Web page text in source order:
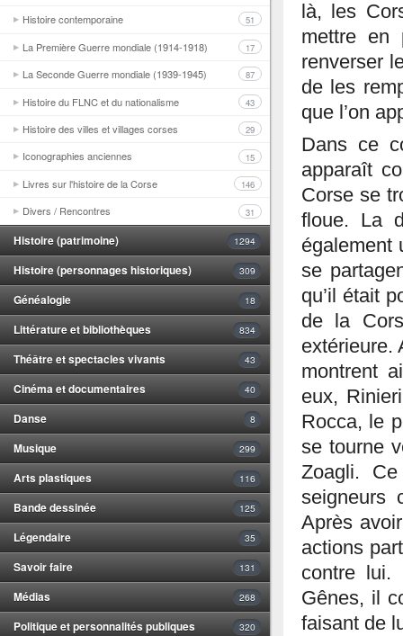
Histoire contemporaine 51
La Première Guerre mondiale (1914-1918) 17
La Seconde Guerre mondiale (1939-1945) 87
Histoire du FLNC et du nationalisme 43
Histoire des villes et villages corses 29
Iconographies anciennes 15
Livres sur l'histoire de la Corse 146
Divers / Rencontres 31
Histoire (patrimoine) 1294
Histoire (personnages historiques) 309
Généalogie 18
Littérature et bibliothèques 834
Théâtre et spectacles vivants 43
Cinéma et documentaires 40
Danse 8
Musique 299
Arts plastiques 116
Bande dessinée 125
Légendaire 35
Savoir faire 131
Médias 268
Politique et personnalités publiques 320
là, les
mettre en
renverser
de les
que l’on
Dans ce
apparaît
Corse se
floue. La
également
se
qu’il était
de la
extérieure.
montrent
eux,
Rocca, le
se tourne
Zoagli.
seigneurs
Après
actions
contre lui.
Gênes, il
faisant de